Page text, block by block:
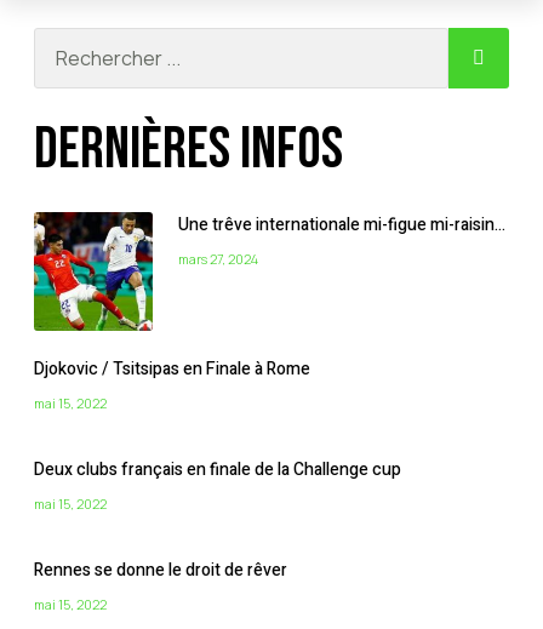
Dernières infos
Une trêve internationale mi-figue mi-raisin…
mars 27, 2024
Djokovic / Tsitsipas en Finale à Rome
mai 15, 2022
Deux clubs français en finale de la Challenge cup
mai 15, 2022
Rennes se donne le droit de rêver
mai 15, 2022